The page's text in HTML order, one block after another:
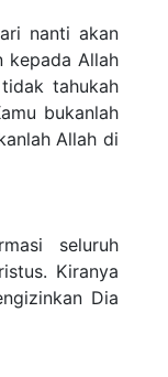
nanti akan
kepada Allah
tahukah
bukanlah
Allah di
seluruh
Kiranya
Dia